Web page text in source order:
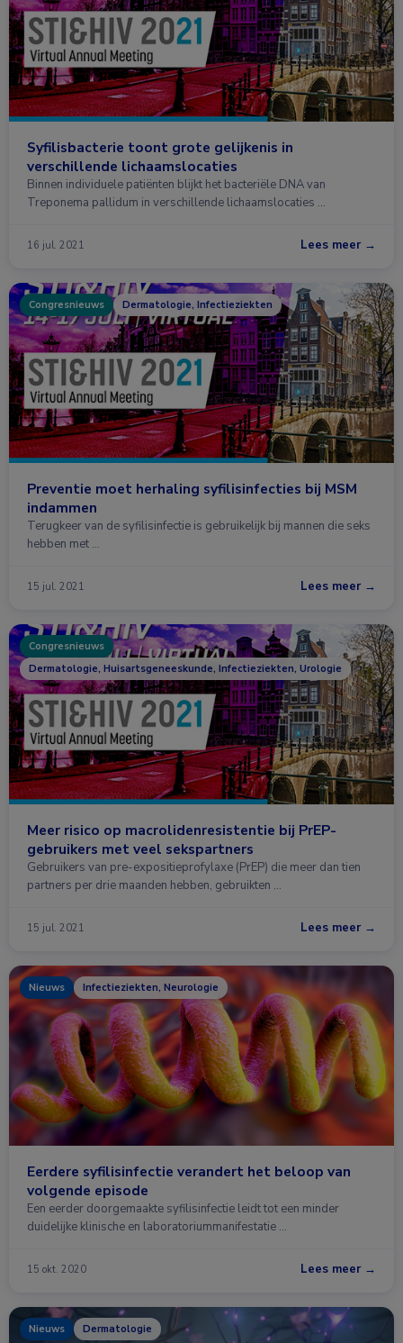
Syfilisbacterie toont grote gelijkenis in
verschillende lichaamslocaties
Binnen individuele patiënten blijkt het bacteriële DNA van
Treponema pallidum in verschillende lichaamslocaties …
16 jul. 2021 Lees meer →
Congresnieuws Dermatologie, Infectieziekten
Preventie moet herhaling syfilisinfecties bij MSM
indammen
Terugkeer van de syfilisinfectie is gebruikelijk bij mannen die seks
hebben met …
15 jul. 2021 Lees meer →
Congresnieuws
Dermatologie, Huisartsgeneeskunde, Infectieziekten, Urologie
Meer risico op macrolidenresistentie bij PrEP-
gebruikers met veel sekspartners
Gebruikers van pre-expositieprofylaxe (PrEP) die meer dan tien
partners per drie maanden hebben, gebruikten …
15 jul. 2021 Lees meer →
Nieuws Infectieziekten, Neurologie
Eerdere syfilisinfectie verandert het beloop van
volgende episode
Een eerder doorgemaakte syfilisinfectie leidt tot een minder
duidelijke klinische en laboratoriummanifestatie …
15 okt. 2020 Lees meer →
Nieuws Dermatologie